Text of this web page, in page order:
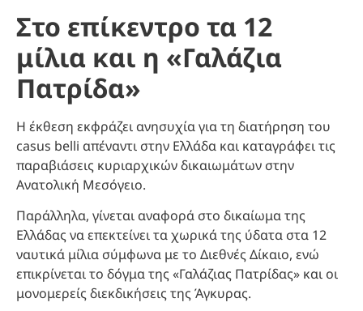
Στο επίκεντρο τα 12
μίλια και η «Γαλάζια
Πατρίδα»
Η έκθεση εκφράζει ανησυχία για τη διατήρηση του
casus belli απέναντι στην Ελλάδα και καταγράφει τις
παραβιάσεις κυριαρχικών δικαιωμάτων στην
Ανατολική Μεσόγειο.
Παράλληλα, γίνεται αναφορά στο δικαίωμα της
Ελλάδας να επεκτείνει τα χωρικά της ύδατα στα 12
ναυτικά μίλια σύμφωνα με το Διεθνές Δίκαιο, ενώ
επικρίνεται το δόγμα της «Γαλάζιας Πατρίδας» και οι
μονομερείς διεκδικήσεις της Άγκυρας.